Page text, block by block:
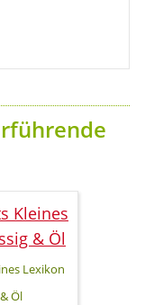
Lexikon
Öl